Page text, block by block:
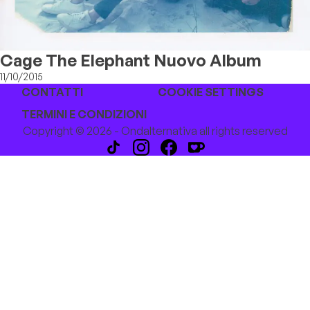
Cage The Elephant Nuovo Album
11/10/2015
CONTATTI
COOKIE SETTINGS
TERMINI E CONDIZIONI
Copyright © 2026 - Ondalternativa all rights reserved